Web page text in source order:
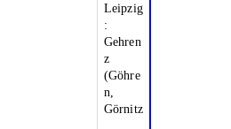
Leipzig
:
Gehren
z
(Göhre
n,
Görnitz